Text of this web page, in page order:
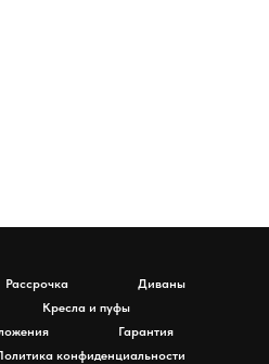
Рассрочка
Диваны
Кресла и пуфы
Гарантия
конфиденциальности